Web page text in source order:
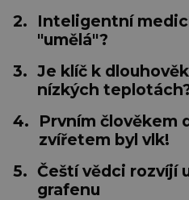
2.
Inteligentní
"umělá"?
3. Je klíč k
nízkých
4.
Prvním člověkem
zvířetem byl vlk!
5. Čeští vědci rozvíjí
grafenu